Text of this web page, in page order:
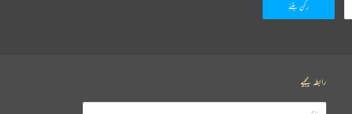
رابطہ کیجیے